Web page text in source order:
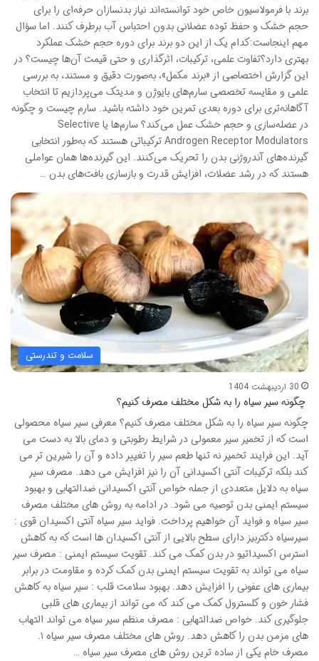
برند با فرمولاسیون خاص خود توانسته‌اند نیاز بدنسازان حرفه‌ای را برای
حجم خشک و حفظ توده عضلانی بدون احتباس آب برطرف کنند. اما سؤال
مهم اینجاست:کدام یک از این دو برند برای دوره حجم خشک عملکرد
بهتری دارد؟تفاوت علمی، ترکیبات، اثرگذاری و حتی قیمت آن‌ها چیست؟ در
این گزارش اختصاصی از «برند مکمل»، به‌صورت دقیق و مستند، به بررسی
علمی و مقایسه تخصصی سارم‌های بایوژن و مدیتک می‌پردازیم تا انتخاب
آگاهانه‌تری برای دوره بعدی تمرین خود داشته باشید. سارم چیست و چگونه
در عضله‌سازی و حجم خشک عمل می‌کند؟ سارم‌ها یا Selective
Androgen Receptor Modulators ترکیباتی هستند که به‌طور انتخابی
گیرنده‌های آندروژنی بدن را تحریک می‌کنند. این گیرنده‌ها همان عواملی
هستند که در رشد عضلات، افزایش قدرت و بازسازی بافت‌های بدن …
سلامت و تندرستی
30 اردیبهشت 1404
چگونه سیر سیاه را به شکل مختلف مصرف کنیم؟
چگونه سیر سیاه را به شکل مختلف مصرف کنیم؟ معرفی سیر سیاه محصولی
است که از تخمیر سیر معمولی در شرایط رطوبتی و دمای بالا به دست می
آید. این فرایند تخمیر نه تنها طعم سیر را تغییر داده و آن را شیرین تر می
کند بلکه ترکیبات آنتی اکسیدانی آن را نیز افزایش می دهد. مصرف سیر
سیاه به دلایل متعددی از جمله خواص آنتی اکسیدانی ضدالتهابی و بهبود
سیستم ایمنی بدن توصیه می شود. در ادامه به روش های مختلف مصرف
سیر سیاه و فواید آن خواهیم پرداخت. فواید سیر سیاه آنتی اکسیدان قوی :
سیرسیاه دکتربیز دارای سطح بالایی از آنتی اکسیدان ها است که به کاهش
استرس اکسیداتیو در بدن کمک می کند. تقویت سیستم ایمنی : مصرف سیر
سیاه می تواند به تقویت سیستم ایمنی بدن کمک کرده و مقاومت در برابر
بیماری های عفونی را افزایش دهد. بهبود سلامت قلب : سیر سیاه به کاهش
فشار خون و کلسترول کمک می کند که می تواند از بیماری های قلبی
جلوگیری کند. خواص ضدالتهابی : مصرف منظم سیر سیاه می تواند التهاب
های مزمن بدن را کاهش دهد. روش های مختلف مصرف سیر سیاه ۱.
مصرف خام یکی از ساده ترین روش های مصرف سیر سیاه …